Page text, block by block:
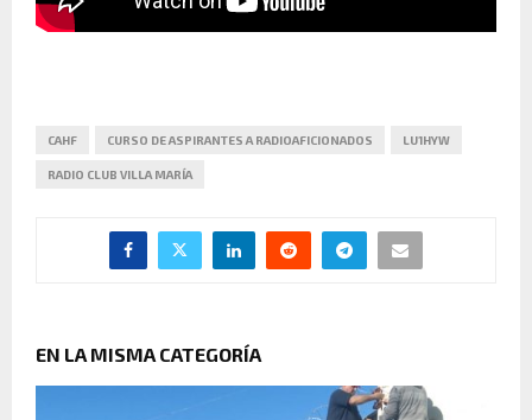
CAHF CURSO DE ASPIRANTES A RADIOAFICIONADOS LU1HYW
RADIO CLUB VILLA MARÍA
EN LA MISMA CATEGORÍA